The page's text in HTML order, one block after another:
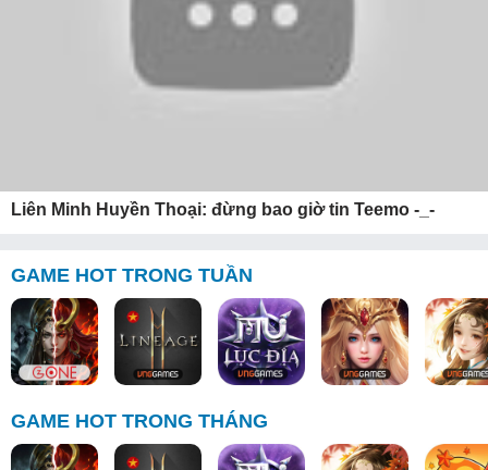
Liên Minh Huyền Thoại: đừng bao giờ tin Teemo -_-
GAME HOT TRONG TUẦN
GAME HOT TRONG THÁNG